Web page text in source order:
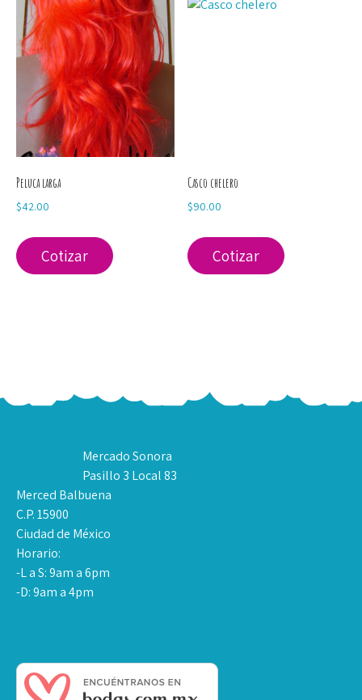
Peluca larga
$42.00
Cotizar
Casco chelero
$90.00
Cotizar
Mercado Sonora
Pasillo 3 Local 83
Merced Balbuena
C.P. 15900
Ciudad de México
Horario:
-L a S: 9am a 6pm
-D: 9am a 4pm